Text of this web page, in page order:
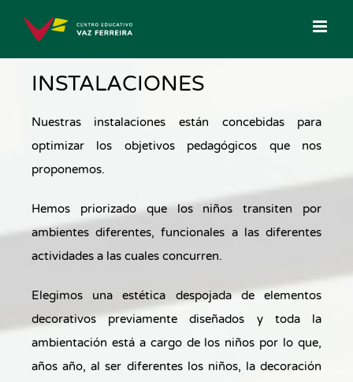
INSTALACIONES
Nuestras instalaciones están concebidas para
optimizar los objetivos pedagógicos que nos
proponemos.
Hemos priorizado que los niños transiten por
ambientes diferentes, funcionales a las diferentes
actividades a las cuales concurren.
Elegimos una estética despojada de elementos
decorativos previamente diseñados y toda la
ambientación está a cargo de los niños por lo que,
años año, al ser diferentes los niños, la decoración